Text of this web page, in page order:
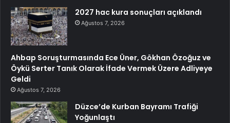
2027 hac kura sonuçları açıklandı
Ağustos 7, 2026
Ahbap Soruşturmasında Ece Üner, Gökhan Özoğuz ve
Öykü Serter Tanık Olarak İfade Vermek Üzere Adliyeye
Geldi
Ağustos 7, 2026
Düzce’de Kurban Bayramı Trafiği
Yoğunlaştı